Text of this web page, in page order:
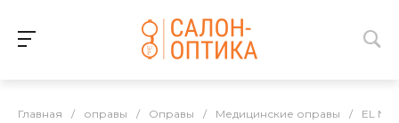
Главная / оправы / Оправы / Медицинские оправы / EL